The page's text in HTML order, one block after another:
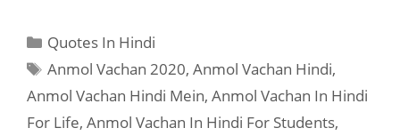
Categories
Quotes In Hindi
Tags
Anmol Vachan 2020,Anmol Vachan Hindi,
Anmol Vachan Hindi Mein, Anmol Vachan In Hindi
For Life, Anmol Vachan In Hindi For Students,